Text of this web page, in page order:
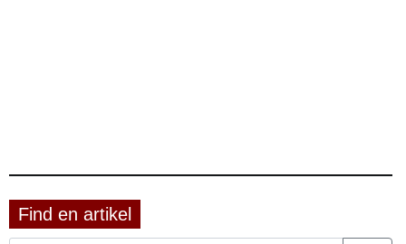
Find en artikel